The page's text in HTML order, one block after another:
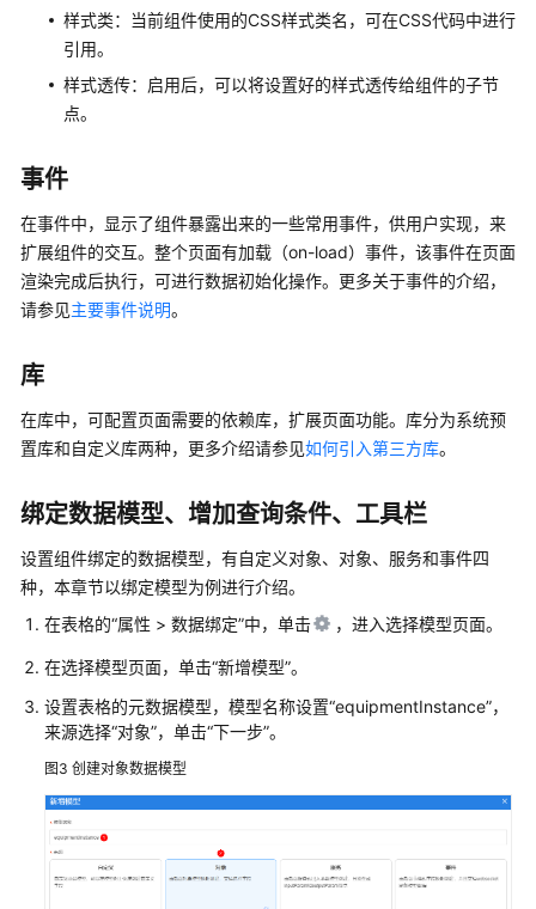
开
发
使
用
为
Astro
轻
应
用
进
行
化
置
发
并
部
署
华
云
Astro
轻
样式类：当前组件使用的CSS样式类名，可在CSS代码中进行
引用。
样式透传：启用后，可以将设置好的样式透传给组件的子节
点。
事件
在事件中，显示了组件暴露出来的一些常用事件，供用户实现，来
扩展组件的交互。整个页面有加载（on-load）事件，该事件在页面
渲染完成后执行，可进行数据初始化操作。更多关于事件的介绍，
请参见主要事件说明。
库
在库中，可配置页面需要的依赖库，扩展页面功能。库分为系统预
置库和自定义库两种，更多介绍请参见如何引入第三方库。
绑定数据模型、增加查询条件、工具栏
设置组件绑定的数据模型，有自定义对象、对象、服务和事件四
种，本章节以绑定模型为例进行介绍。
在表格的“属性 > 数据绑定”中，单击
，进入选择模型页面。
在选择模型页面，单击“新增模型”。
设置表格的元数据模型，模型名称设置“equipmentInstance”，
来源选择“对象”，单击“下一步”。
图3 创建对象数据模型